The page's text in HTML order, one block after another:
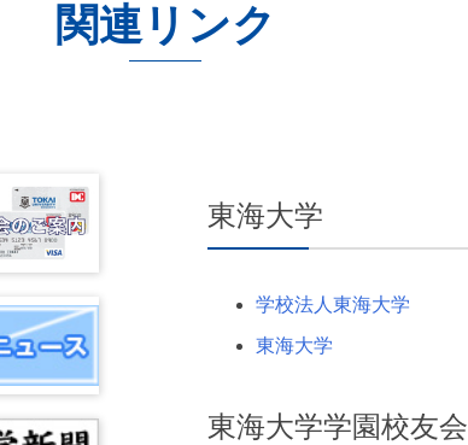
関連リンク
東海大学
学校法人東海大学
東海大学
東海大学学園校友会